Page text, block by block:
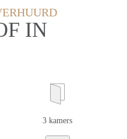
IN
3 kamers